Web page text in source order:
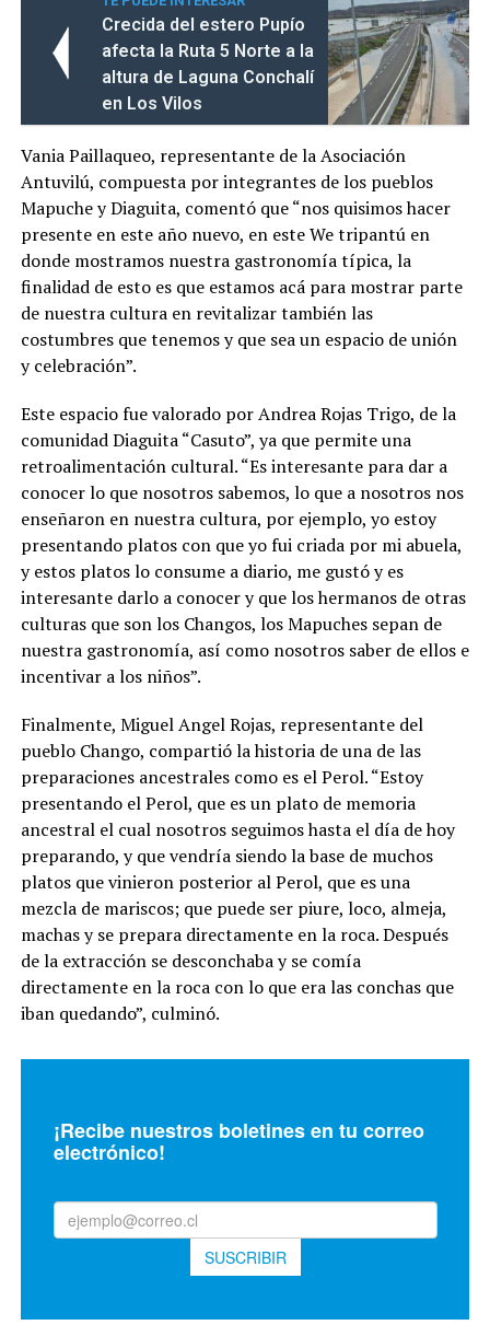
Crecida del estero Pupío
afecta la Ruta 5 Norte a la
altura de Laguna Conchalí
en Los Vilos
Vania Paillaqueo, representante de la Asociación
Antuvilú, compuesta por integrantes de los pueblos
Mapuche y Diaguita, comentó que “nos quisimos hacer
presente en este año nuevo, en este We tripantú en
donde mostramos nuestra gastronomía típica, la
finalidad de esto es que estamos acá para mostrar parte
de nuestra cultura en revitalizar también las
costumbres que tenemos y que sea un espacio de unión
y celebración”.
Este espacio fue valorado por Andrea Rojas Trigo, de la
comunidad Diaguita “Casuto”, ya que permite una
retroalimentación cultural. “Es interesante para dar a
conocer lo que nosotros sabemos, lo que a nosotros nos
enseñaron en nuestra cultura, por ejemplo, yo estoy
presentando platos con que yo fui criada por mi abuela,
y estos platos lo consume a diario, me gustó y es
interesante darlo a conocer y que los hermanos de otras
culturas que son los Changos, los Mapuches sepan de
nuestra gastronomía, así como nosotros saber de ellos e
incentivar a los niños”.
Finalmente, Miguel Angel Rojas, representante del
pueblo Chango, compartió la historia de una de las
preparaciones ancestrales como es el Perol. “Estoy
presentando el Perol, que es un plato de memoria
ancestral el cual nosotros seguimos hasta el día de hoy
preparando, y que vendría siendo la base de muchos
platos que vinieron posterior al Perol, que es una
mezcla de mariscos; que puede ser piure, loco, almeja,
machas y se prepara directamente en la roca. Después
de la extracción se desconchaba y se comía
directamente en la roca con lo que era las conchas que
iban quedando”, culminó.